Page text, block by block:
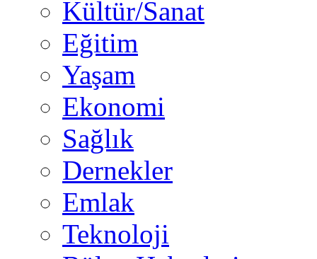
Kültür/Sanat
Eğitim
Yaşam
Ekonomi
Sağlık
Dernekler
Emlak
Teknoloji